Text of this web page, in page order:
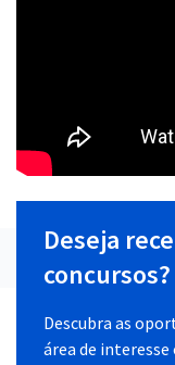
Deseja
concursos?
Descubra as
área de interesse